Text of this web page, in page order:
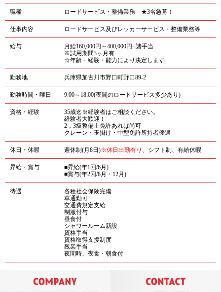
職種 ロードサービス・整備業務 ★3名急募！
仕事内容 ロードサービス及びレッカーサービス・整備業務等
給与
月給160,000円～400,000円+諸手当
※試用期間3ヶ月有
☆年齢・経験・能力により決定します
勤務地 兵庫県加古川市野口町野口89-2
勤務時間・曜日 9:00～18:00(夜間のロードサービス多少あり)
資格・経験
35歳迄※経験者はご相談ください。
経験者大歓迎！
2，3級整備士免許あれば尚可
クレーン・玉掛け・中型免許所持者優遇
休日・休暇 週休制(月8日)※休日出勤有り 、シフト制、有給休暇
昇給・賞与
■昇給(年1回/6月)
■賞与(年2回/8月・12月)
待遇
各種社会保険完備
車通勤可
交通費規定支給
制服付与
昼食付
シャワールーム新設
資格手当
資格取得支援制度
残業手当
夜間時、夜食・朝食付